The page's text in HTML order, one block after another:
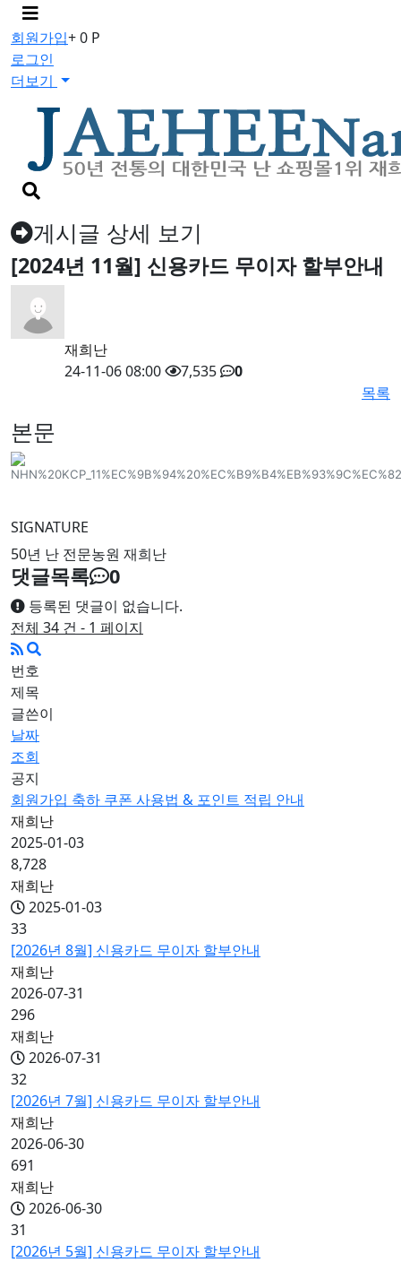
메
뉴
버
튼
회원가입+ 0 P
로그인
더보기
검
색
버
튼게시글 상세 보기
[2024년 11월] 신용카드 무이자 할부안내
재희난
24-11-06 08:00
7,535
0
목록
본문
SIGNATURE
50년 난 전문농원 재희난
댓글목록 0
등록된 댓글이 없습니다.
전체 34 건 - 1 페이지
번호
제목
글쓴이
날짜
조회
공지
회원가입 축하 쿠폰 사용법 & 포인트 적립 안내
재희난
2025-01-03
8,728
재희난
2025-01-03
33
[2026년 8월] 신용카드 무이자 할부안내
재희난
2026-07-31
296
재희난
2026-07-31
32
[2026년 7월] 신용카드 무이자 할부안내
재희난
2026-06-30
691
재희난
2026-06-30
31
[2026년 5월] 신용카드 무이자 할부안내